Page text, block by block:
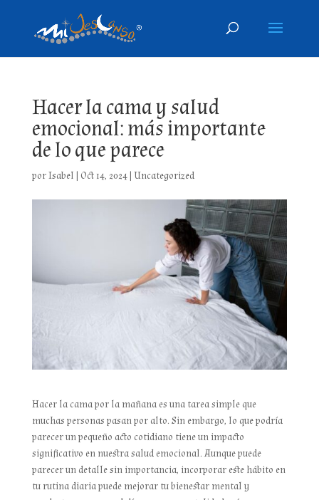
Hacer la cama y salud
emocional: más importante
de lo que parece
porIsabel | Oct 14, 2024| Uncategorized
Hacer la cama por la mañana es una tarea simple que
muchas personas pasan por alto. Sin embargo, lo que podría
parecer un pequeño acto cotidiano tiene un impacto
significativo en nuestra salud emocional. Aunque puede
parecer un detalle sin importancia, incorporar este hábito en
tu rutina diaria puede mejorar tu bienestar mental y